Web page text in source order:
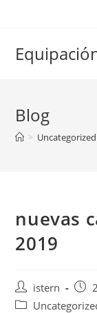
Blog
> Uncategorized
nuevas
2019
Autor
de
istern
de
Categoría